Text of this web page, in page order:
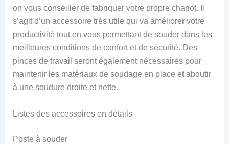
on vous conseiller de fabriquer votre propre chariot. Il
s’agit d’un accessoire très utile qui va améliorer votre
productivité tout en vous permettant de souder dans les
meilleures conditions de confort et de sécurité. Des
pinces de travail seront également nécessaires pour
maintenir les matériaux de soudage en place et aboutir
à une soudure droite et nette.
Listes des accessoires en détails
Poste à souder